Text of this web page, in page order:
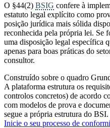
O §44(2) BSIG confere à
estatuto legal explícito como
posição jurídica mais sólida
reconhecida pela própria lei. Se
uma disposição legal específica
apenas para boas práticas do
consultor.
Construído sobre o quadro
A plataforma estrutura os
controlos concretos) de acordo
com modelos de prova e
segue a própria estrutura do BSI.
Inicie o seu processo de